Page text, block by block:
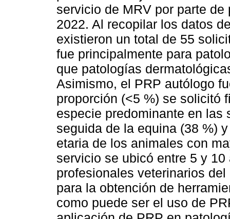
servicio de MRV por parte
2022. Al recopilar los datos
existieron un total de 55
fue principalmente para
que patologías
Asimismo, el PRP autólogo
proporción (<5 %) se solicitó
especie predominante en las
seguida de la equina (38 %)
etaria de los animales con
servicio se ubicó entre 5 y
profesionales veterinarios
para la obtención de
como puede ser el uso de